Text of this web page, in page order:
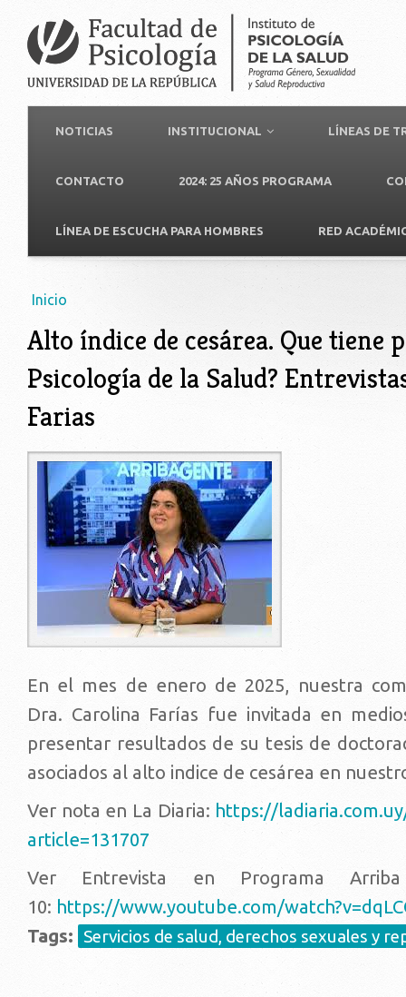
NOTICIAS INSTITUCIONAL LÍNEAS DE
CONTACTO 2024: 25 AÑOS PROGRAMA
LÍNEA DE ESCUCHA PARA HOMBRES RED
Usted está aquí
Inicio
Alto índice de cesárea. Que tiene
Psicología de la Salud?
Farias
descarga.jpeg
En el mes de enero de 2025, nuestra
Dra. Carolina Farías fue invitada en
presentar resultados de su tesis de
asociados al alto indice de cesárea en
Ver nota en La Diaria: https://
article=131707
Ver Entrevista en Programa
10: https://www.youtube.com/
Tags: Servicios de salud, derechos sexuales y